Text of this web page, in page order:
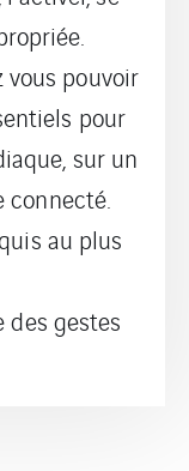
vous pouvoir
pour
sur un
au plus
des gestes